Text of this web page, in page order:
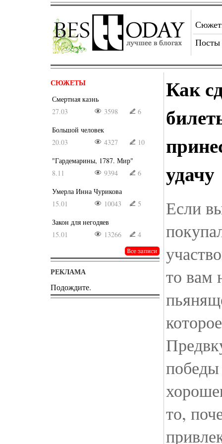
Посты
СЮЖЕТЫ
Смертная казнь
27.03
3598
6
Большой человек
20.03
4327
10
"Гардемарины, 1787. Мир"
8.11
9394
6
Умерла Инна Чурикова
15.01
10043
5
Закон для негодяев
15.01
13266 4
РЕКЛАМА
Подождите.
Как
удачу
Если
то вам
то,